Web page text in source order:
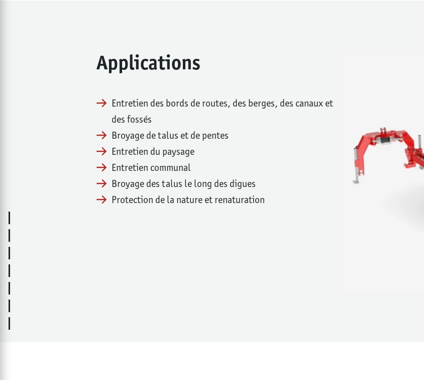
Applications
Entretien des bords de routes, des berges, des canaux et
des fossés
Broyage de talus et de pentes
Entretien du paysage
Entretien communal
Broyage des talus le long des digues
Protection de la nature et renaturation